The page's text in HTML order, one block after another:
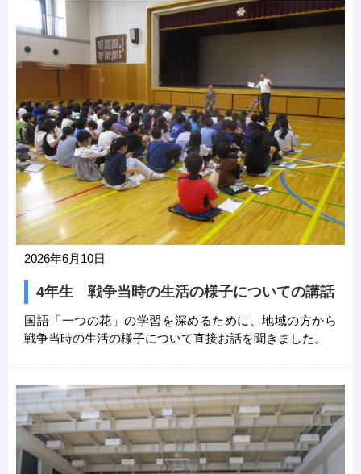
2026年6月10日
4年生 戦争当時の生活の様子についての講話
国語「一つの花」の学習を深めるために、地域の方から
戦争当時の生活の様子について直接お話を聞きました。